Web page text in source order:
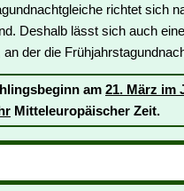
richtet sich
Deshalb lässt sich auch
an der die
am 21. März im
Mitteleuropäischer Zeit.